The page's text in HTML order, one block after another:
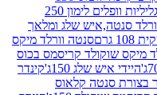
גליליות וופלים לימון 250
שלג ומלאך
סנטה וורלד מיקס
קריסמס בכוס
150ג'
קינדר
קלאוס